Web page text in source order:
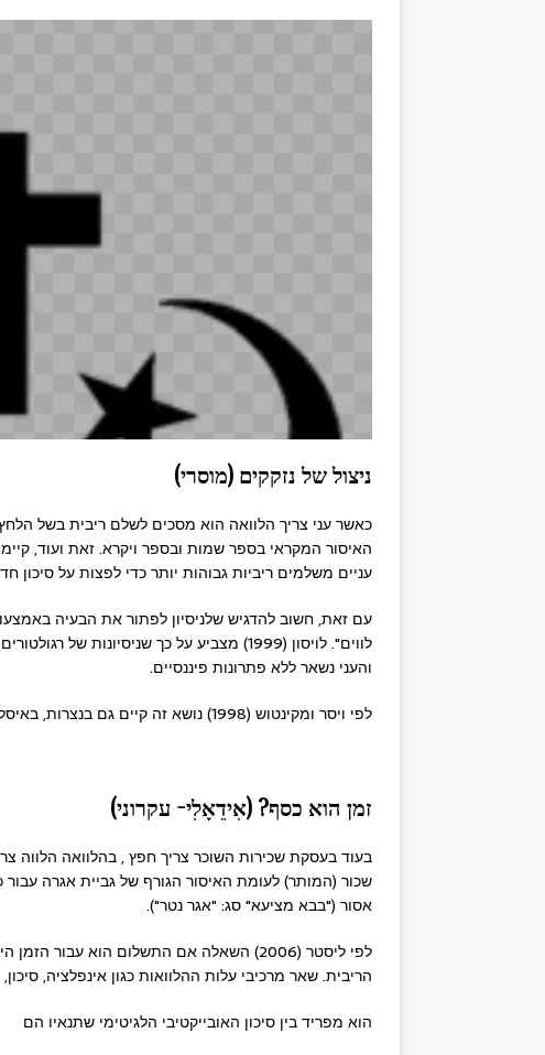
ניצול של נזקקים (מוסרי)
כאשר עני צריך הלוואה הוא מסכים לשלם ריבית בשל
האיסור המקראי בספר שמות ובספר ויקרא. זאת ועוד,
עניים משלמים ריביות גבוהות יותר כדי לפצות על סיכון
עם זאת, חשוב להדגיש שלניסיון לפתור את הבעיה
לווים". לויסון (1999) מצביע על כך
והעני נשאר ללא פתרונות פיננסיים.
לפי ויסר ומקינטוש (1998) נושא זה קיים גם בנצרות, באיסלאם ובמסורת ההודית.
זמן הוא כסף? (אִידֵאָלִי- עקרוני)
בעוד בעסקת שכירות השוכר צריך חפץ , בהלוואה הלווה
שכור (המותר) לעומת האיסור הגורף של גביית אגרה
אסור ("בבא מציעא" סג: "אגר נטר").
לפי ליסטר (2006) השאלה אם התשלום הוא
הריבית. שאר מרכיבי עלות ההלוואות כגון אינפלציה,
הוא מפריד בין סיכון האובייקטיבי הלגיטימי שתנאיו הם